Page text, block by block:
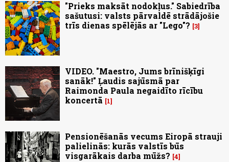
"Prieks maksāt nodokļus." Sabiedrība
sašutusi: valsts pārvaldē strādājošie
trīs dienas spēlējās ar "Lego"? 3
VIDEO. "Maestro, Jums brīnišķīgi
sanāk!" Ļaudis sajūsmā par
Raimonda Paula negaidīto rīcību
koncertā
1
Pensionēšanās vecums Eiropā strauji
palielinās: kurās valstīs būs
visgarākais darba mūžs? 4